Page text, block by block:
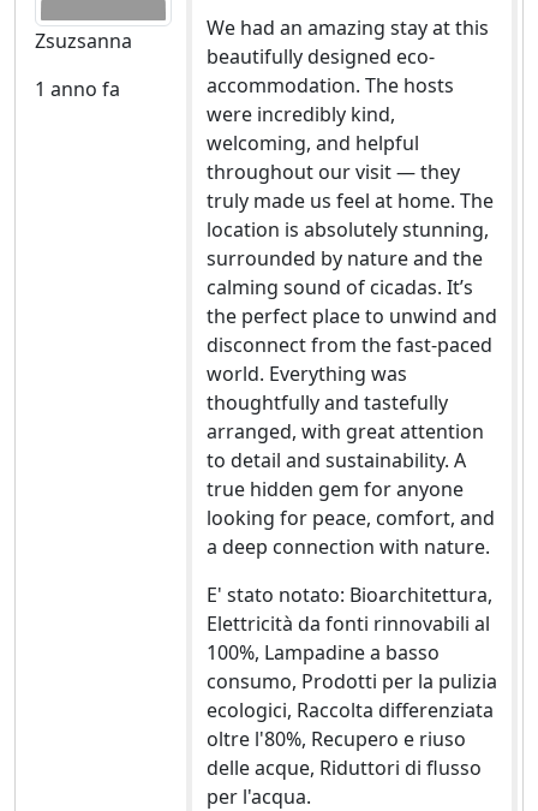
Zsuzsanna
1 anno fa
We had an amazing stay at this
beautifully designed eco-
accommodation. The hosts
were incredibly kind,
welcoming, and helpful
throughout our visit — they
truly made us feel at home. The
location is absolutely stunning,
surrounded by nature and the
calming sound of cicadas. It’s
the perfect place to unwind and
disconnect from the fast-paced
world. Everything was
thoughtfully and tastefully
arranged, with great attention
to detail and sustainability. A
true hidden gem for anyone
looking for peace, comfort, and
a deep connection with nature.
E' stato notato: Bioarchitettura,
Elettricità da fonti rinnovabili al
100%, Lampadine a basso
consumo, Prodotti per la pulizia
ecologici, Raccolta differenziata
oltre l'80%, Recupero e riuso
delle acque, Riduttori di flusso
per l'acqua.